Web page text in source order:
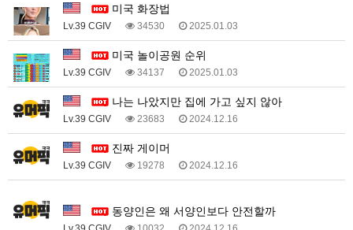
미국 화장법
Lv.39 CGIV 34530 2025.01.03
미국 놀이공원 순위
Lv.39 CGIV 34137 2025.01.03
나는 나았지만 집에 가고 싶지 않아
Lv.39 CGIV 23683 2024.12.16
진짜 게이머
Lv.39 CGIV 19278 2024.12.16
동양인은 왜 서양인보다 안전할까